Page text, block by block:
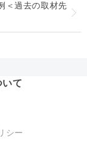
＜過去の取材先
て
シー